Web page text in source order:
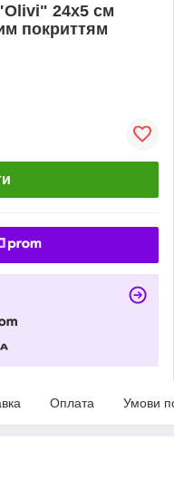
24х5 см
покриттям
Оплата Умови